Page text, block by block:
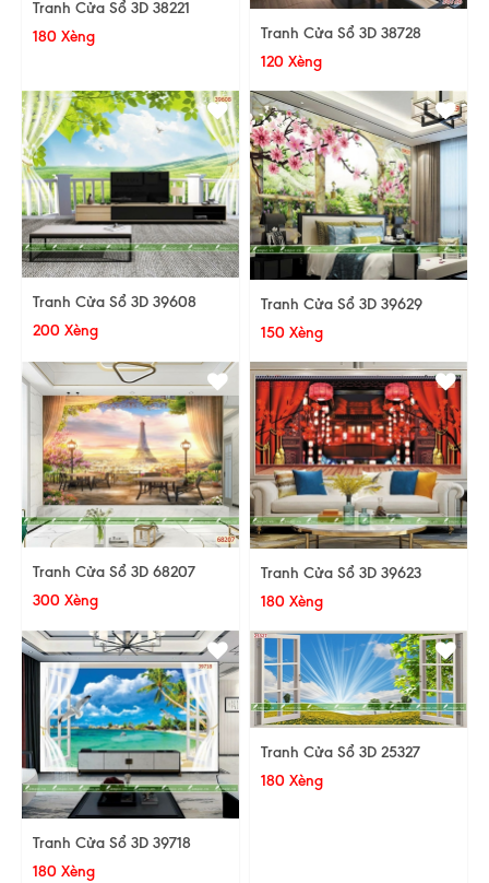
Tranh Cửa Sổ 3D 38221
180 Xèng
Tranh Cửa Sổ 3D 38728
120 Xèng
Tranh Cửa Sổ 3D 39608
200 Xèng
Tranh Cửa Sổ 3D 39629
150 Xèng
Tranh Cửa Sổ 3D 68207
300 Xèng
Tranh Cửa Sổ 3D 39623
180 Xèng
Tranh Cửa Sổ 3D 39718
180 Xèng
Tranh Cửa Sổ 3D 25327
180 Xèng